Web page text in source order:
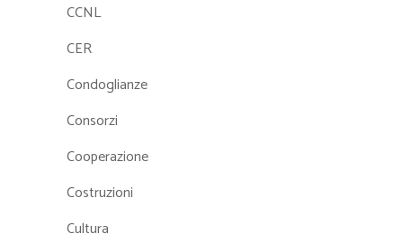
CCNL
CER
Condoglianze
Consorzi
Cooperazione
Costruzioni
Cultura